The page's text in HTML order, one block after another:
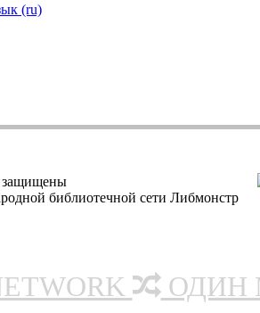
(ru)
защищены
библиотечной сети Либмонстр
ОДИН